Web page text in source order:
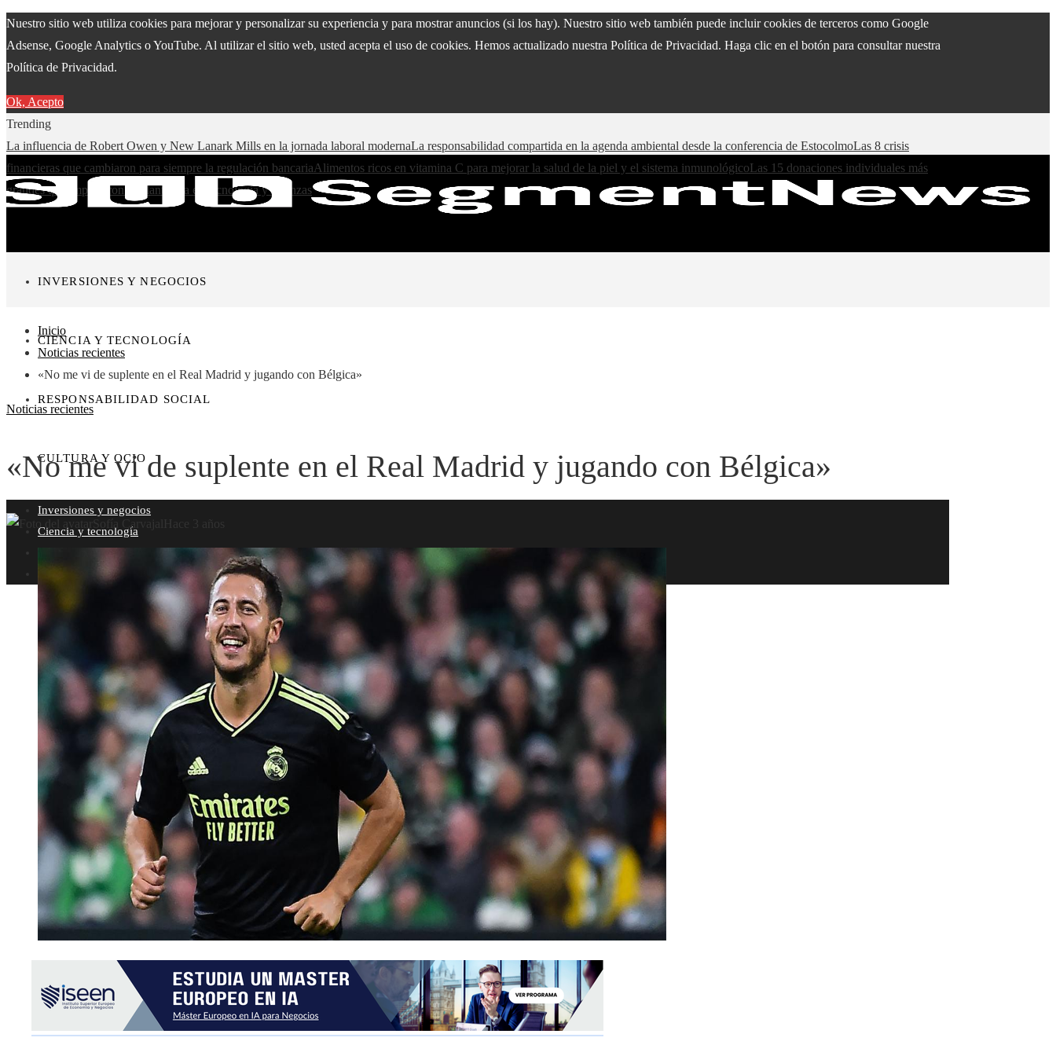
Nuestro sitio web utiliza cookies para mejorar y personalizar su experiencia y para mostrar anuncios (si los hay). Nuestro sitio web también puede incluir cookies de terceros como Google
Adsense, Google Analytics o YouTube. Al utilizar el sitio web, usted acepta el uso de cookies. Hemos actualizado nuestra Política de Privacidad. Haga clic en el botón para consultar nuestra
Política de Privacidad.
Ok, Acepto
Trending
La influencia de Robert Owen y New Lanark Mills en la jornada laboral modernaLa responsabilidad compartida en la agenda ambiental desde la conferencia de EstocolmoLas 8 crisis
financieras que cambiaron para siempre la regulación bancariaAlimentos ricos en vitamina C para mejorar la salud de la piel y el sistema inmunológicoLas 15 donaciones individuales más
grandes que impulsaron la filantropía en tecnología y finanzas
INVERSIONES Y NEGOCIOS
CIENCIA Y TECNOLOGÍA
RESPONSABILIDAD SOCIAL
CULTURA Y OCIO
Inversiones y negocios
Ciencia y tecnología
Cultura y ocio
Inicio
Noticias recientes
«No me vi de suplente en el Real Madrid y jugando con Bélgica»
Noticias recientes
«No me vi de suplente en el Real Madrid y jugando con Bélgica»
Sofía Carvajal